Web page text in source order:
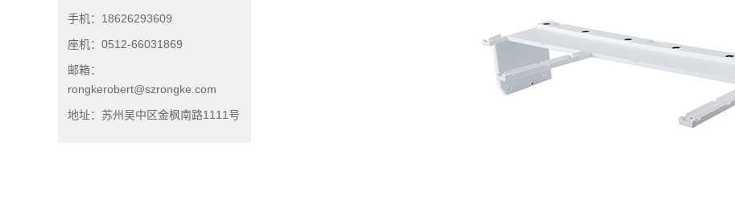
手机：18626293609
座机：0512-66031869
邮箱：
rongkerobert@szrongke.com
地址：苏州吴中区金枫南路1111号